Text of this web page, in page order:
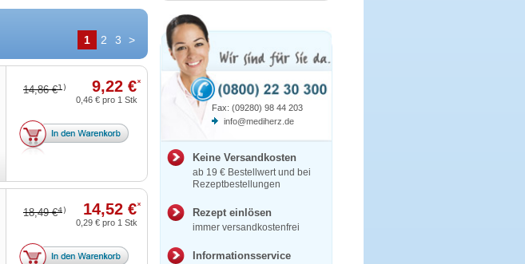
1 2 3 >
14,86 €1) 9,22 €*
0,46 € pro 1 Stk
18,49 €4) 14,52 €*
0,29 € pro 1 Stk
Fax: (09280) 98 44 203
info@mediherz.de
Keine Versandkosten
ab 19 € Bestellwert und bei
Rezeptbestellungen
Rezept einlösen
immer versandkostenfrei
Informationsservice